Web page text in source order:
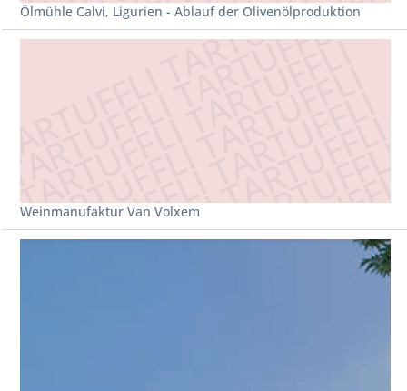
Ölmühle Calvi, Ligurien - Ablauf der Olivenölproduktion
Weinmanufaktur Van Volxem